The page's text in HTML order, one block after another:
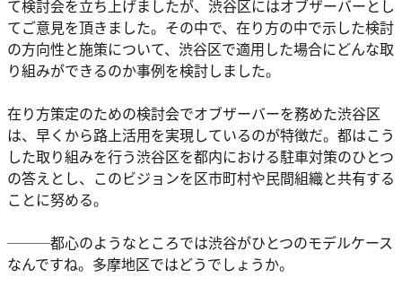
て検討会を立ち上げましたが、渋谷区にはオブザーバーとし
てご意見を頂きました。その中で、在り方の中で示した検討
の方向性と施策について、渋谷区で適用した場合にどんな取
り組みができるのか事例を検討しました。
在り方策定のための検討会でオブザーバーを務めた渋谷区
は、早くから路上活用を実現しているのが特徴だ。都はこう
した取り組みを行う渋谷区を都内における駐車対策のひとつ
の答えとし、このビジョンを区市町村や民間組織と共有する
ことに努める。
───都心のようなところでは渋谷がひとつのモデルケース
なんですね。多摩地区ではどうでしょうか。